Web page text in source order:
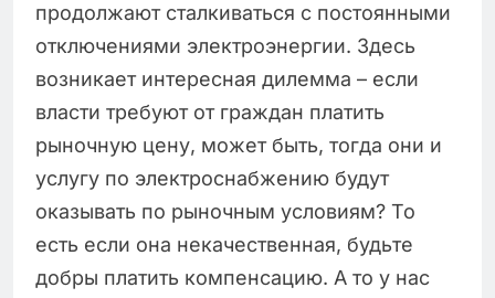
продолжают сталкиваться с постоянными
отключениями электроэнергии. Здесь
возникает интересная дилемма – если
власти требуют от граждан платить
рыночную цену, может быть, тогда они и
услугу по электроснабжению будут
оказывать по рыночным условиям? То
есть если она некачественная, будьте
добры платить компенсацию. А то у нас